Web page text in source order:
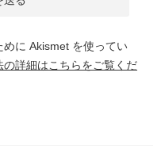
めに Akismet を使ってい
詳細はこちらをご覧くだ